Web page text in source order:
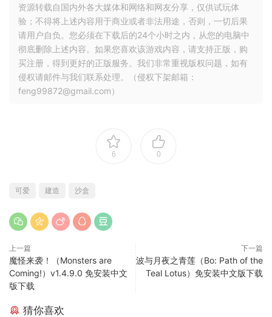
资源转载自国内外各大媒体和网络和网友分享，仅供试玩体
验；不得将上述内容用于商业或者非法用途，否则，一切后果
请用户自负。您必须在下载后的24个小时之内，从您的电脑中
彻底删除上述内容。如果您喜欢该游戏内容，请支持正版，购
买注册，得到更好的正版服务。我们非常重视版权问题，如有
侵权请邮件与我们联系处理。（侵权下架邮箱：
feng99872@gmail.com）
6 0
可爱 建造 沙盒
上一篇
魔怪来袭！（Monsters are
Coming!）v1.4.9.0 免安装中文
版下载
下一篇
波与月夜之青莲（Bo: Path of the
Teal Lotus）免安装中文版下载
猜你喜欢